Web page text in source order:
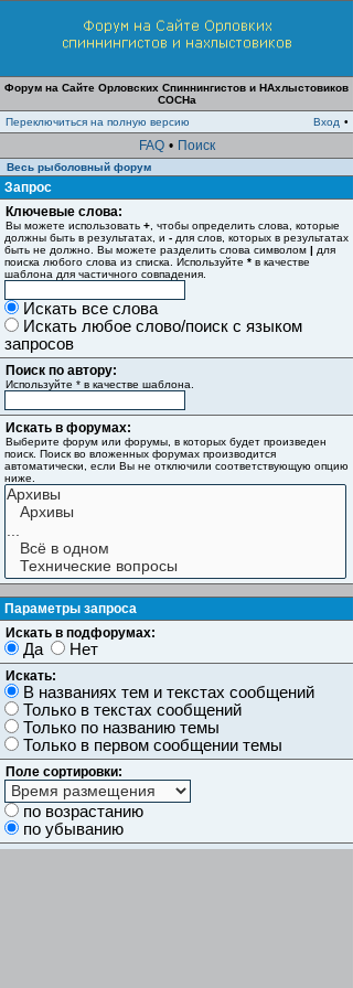
Форум на Сайте Орловских Спиннингистов и НАхлыстовиков
СОСНа
Переключиться на полную версию
Вход •
FAQ • Поиск
Весь рыболовный форум
Запрос
Ключевые слова:
Вы можете использовать + , чтобы определить слова, которые
должны быть в результатах, и - для слов, которых в результатах
быть не должно. Вы можете разделить слова символом | для
поиска любого слова из списка. Используйте * в качестве
шаблона для частичного совпадения.
Искать все слова
Искать любое слово/поиск с языком
запросов
Поиск по автору:
Используйте * в качестве шаблона.
Искать в форумах:
Выберите форум или форумы, в которых будет произведен
поиск. Поиск во вложенных форумах производится
автоматически, если Вы не отключили соответствующую опцию
ниже.
Параметры запроса
Искать в подфорумах:
Да Нет
Искать:
В названиях тем и текстах сообщений
Только в текстах сообщений
Только по названию темы
Только в первом сообщении темы
Поле сортировки:
по возрастанию
по убыванию